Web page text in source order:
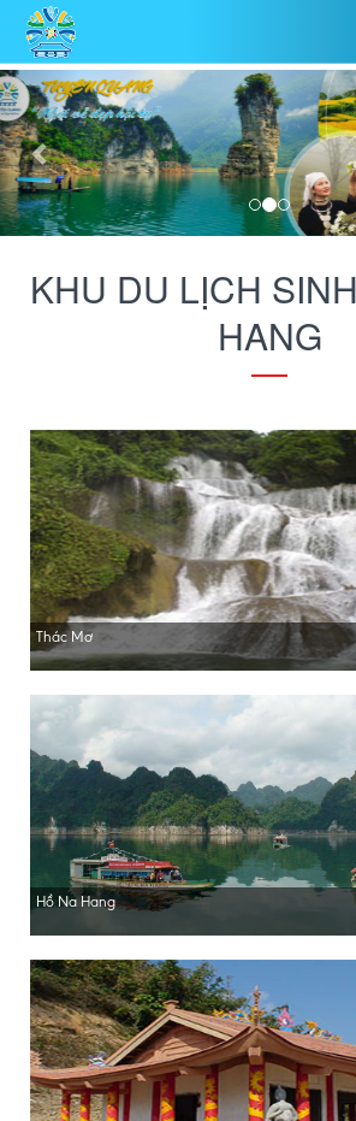
KHU DU LỊCH
HANG
Thác Mơ
Hồ Na Hang